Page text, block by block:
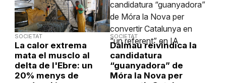
SOCIETAT
La calor extrema
mata el musclo al
delta de l'Ebre: un
20% menys de
SOCIETAT
Dalmau reivindica la
candidatura
“guanyadora” de
Móra la Nova per